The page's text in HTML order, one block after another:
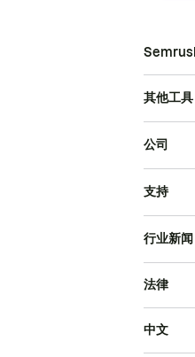
其他工具
公司
支持
行业新闻
法律
中文